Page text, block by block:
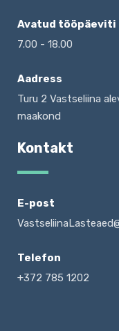
Avatud tööpäeviti
7.00 - 18.00
Aadress
Turu 2 Vastseliina
maakond
Kontakt
E-post
Telefon
+372 785 1202